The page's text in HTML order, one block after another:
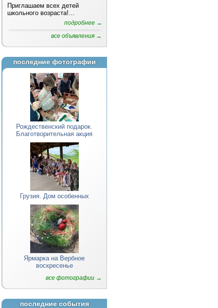
Приглашаем всех детей
школьного возраста!...
подробнее →
все объявления →
последние фотографии
Рождественский подарок.
Благотворительная акция
Грузия. Дом особенных
Ярмарка на Вербное
воскресенье
все фотографии →
последние события